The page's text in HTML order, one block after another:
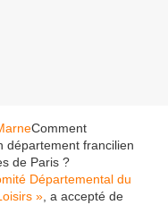
Comment
département francilien
de Paris ?
Départemental du
» , a accepté de